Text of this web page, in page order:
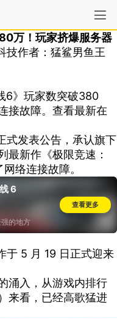
万！玩家挤爆服务器
技作者：猛鲨男鱼王
6》玩家数突破380
接故障。查看最新在
式发表公告，承认旗下
最新作《极限竞速：
络连接故障。
6
的地方
查看更多
于 5 月 19 日正式迎来
涌入，从游戏内排行
来看，已经高歌猛进